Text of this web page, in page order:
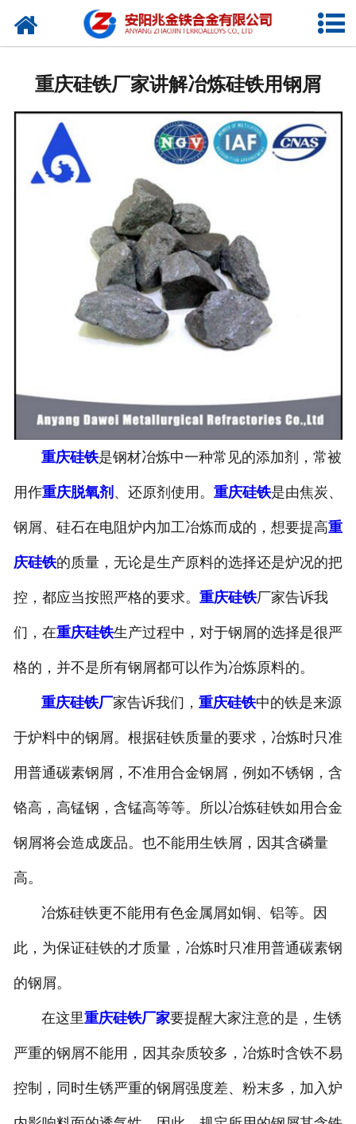
网站首页
产品中心
联系我们
重庆硅铁厂家讲解冶炼硅铁用钢屑
重庆硅铁是钢材冶炼中一种常见的添加剂，常被
用作重庆脱氧剂 、还原剂使用。 重庆硅铁是由焦炭、
钢屑、硅石在电阻炉内加工冶炼而成的，想要提高重
庆硅铁的质量，无论是生产原料的选择还是炉况的把
控，都应当按照严格的要求。 重庆硅铁厂家告诉我
们，在重庆硅铁生产过程中，对于钢屑的选择是很严
格的，并不是所有钢屑都可以作为冶炼原料的。
重庆硅铁厂家告诉我们， 重庆硅铁中的铁是来源
于炉料中的钢屑。根据硅铁质量的要求，冶炼时只准
用普通碳素钢屑，不准用合金钢屑，例如不锈钢，含
铬高，高锰钢，含锰高等等。所以冶炼硅铁如用合金
钢屑将会造成废品。也不能用生铁屑，因其含磷量
高。
冶炼硅铁更不能用有色金属屑如铜、铝等。因
此，为保证硅铁的才质量，冶炼时只准用普通碳素钢
的钢屑。
在这里重庆硅铁厂家要提醒大家注意的是，生锈
严重的钢屑不能用，因其杂质较多，冶炼时含铁不易
控制，同时生锈严重的钢屑强度差、粉末多，加入炉